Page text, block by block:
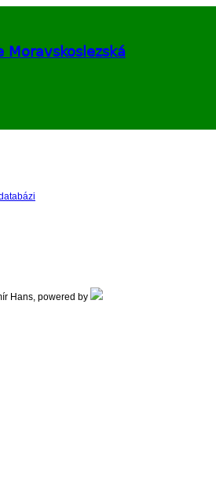
Moravskoslezská
Hans, powered by